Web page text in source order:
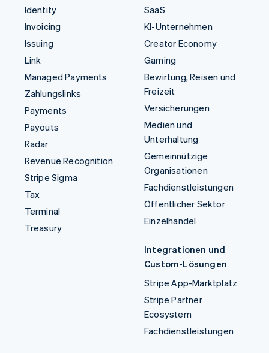
Identity
Invoicing
Issuing
Link
Managed Payments
Zahlungslinks
Payments
Payouts
Radar
Revenue Recognition
Stripe Sigma
Tax
Terminal
Treasury
SaaS
KI-Unternehmen
Creator Economy
Gaming
Bewirtung, Reisen und
Freizeit
Versicherungen
Medien und
Unterhaltung
Gemeinnützige
Organisationen
Fachdienstleistungen
Öffentlicher Sektor
Einzelhandel
Integrationen und
Custom-Lösungen
Stripe App-Marktplatz
Stripe Partner
Ecosystem
Fachdienstleistungen